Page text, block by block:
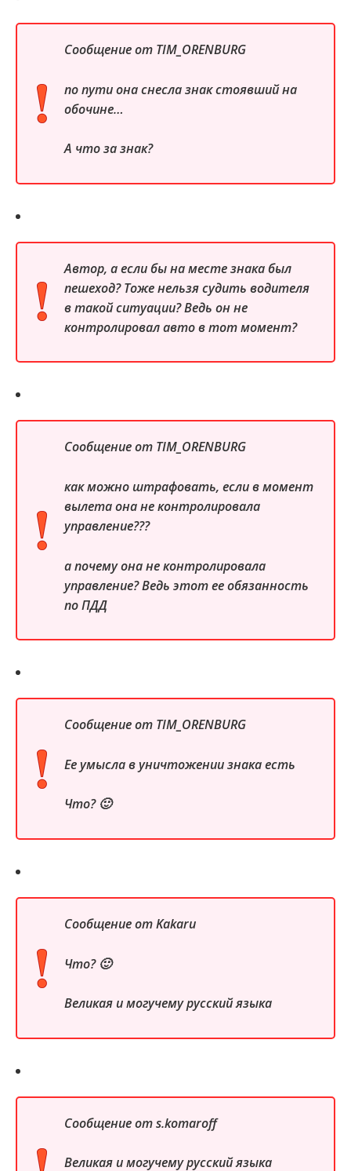
Сообщение от TIM_ORENBURG
по пути она снесла знак стоявший на
обочине…
А что за знак?
Автор, а если бы на месте знака был
пешеход? Тоже нельзя судить водителя
в такой ситуации? Ведь он не
контролировал авто в тот момент?
Сообщение от TIM_ORENBURG
как можно штрафовать, если в момент
вылета она не контролировала
управление???
а почему она не контролировала
управление? Ведь этот ее обязанность
по ПДД
Сообщение от TIM_ORENBURG
Ее умысла в уничтожении знака есть
Что? 🙂
Сообщение отKakaru
Что? 🙂
Великая и могучему русский языка
Сообщение отs.komaroff
Великая и могучему русский языка